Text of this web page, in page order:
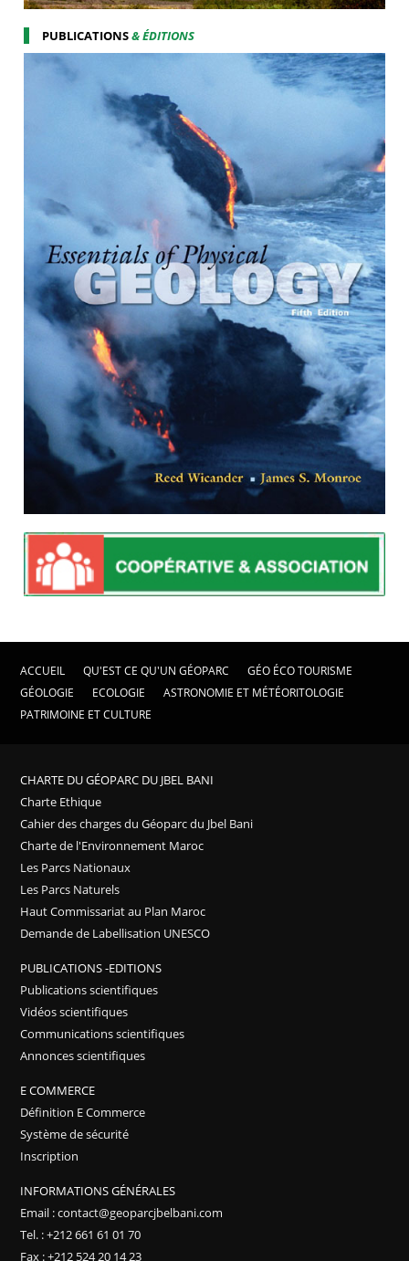
PUBLICATIONS& ÉDITIONS
ACCUEIL QU'EST CE QU'UN GÉOPARC
GÉO ÉCO TOURISME
GÉOLOGIE
ECOLOGIE
ASTRONOMIE ET MÉTÉORITOLOGIE
PATRIMOINE ET CULTURE
CHARTE DU GÉOPARC DU JBEL BANI
Charte Ethique
Cahier des charges du Géoparc du Jbel Bani
Charte de l'Environnement Maroc
Les Parcs Nationaux
Les Parcs Naturels
Haut Commissariat au Plan Maroc
Demande de Labellisation UNESCO
PUBLICATIONS -EDITIONS
Publications scientifiques
Vidéos scientifiques
Communications scientifiques
Annonces scientifiques
E COMMERCE
Définition E Commerce
Système de sécurité
Inscription
INFORMATIONS GÉNÉRALES
Email : contact@geoparcjbelbani.com
Tel. : +212 661 61 01 70
Fax : +212 524 20 14 23